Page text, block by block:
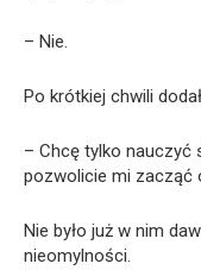
– Nie.
Po krótkiej chwili
– Chcę tylko nauczyć
pozwolicie mi zacząć
Nie było już w nim
nieomylności.